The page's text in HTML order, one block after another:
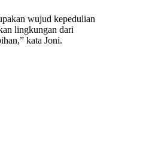
wujud kepedulian
lingkungan dari
kata Joni.